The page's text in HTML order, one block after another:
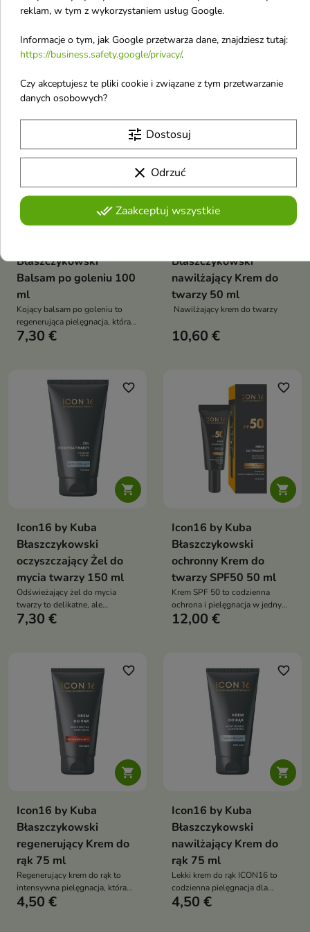
Profesjonalny szampon
pielęgnacji włosów suchych,
zniszczonych i pozbawionych
witalności.
22,80 €
łamliwych 250 ml
przeznaczony do pielęgnacji
włosów osłabionych,
8,70 €

Błaszczykowski
Balsam po goleniu 100
ml
Kojący balsam po goleniu to
regenerująca pielęgnacja, która
natychmiast łagodzi
7,30 €
Błaszczykowski
nawilżający Krem do
twarzy 50 ml
Nawilżający krem do twarzy
10,60 €

favorite_border
Icon16 by Kuba
Błaszczykowski
oczyszczający Żel do
mycia twarzy 150 ml
Odświeżający żel do mycia
twarzy to delikatne, ale
skuteczne oczyszczanie, które
7,30 €

favorite_border
Icon16 by Kuba
Błaszczykowski
ochronny Krem do
twarzy SPF50 50 ml
Krem SPF 50 to codzienna
ochrona i pielęgnacja w jednym
kroku, która chroni skórę przed
12,00 €

favorite_border
Icon16 by Kuba
Błaszczykowski
regenerujący Krem do
rąk 75 ml
Regenerujący krem do rąk to
intensywna pielęgnacja, która
odżywia, koi i przywraca komfort
4,50 €

favorite_border
Icon16 by Kuba
Błaszczykowski
nawilżający Krem do
rąk 75 ml
Lekki krem do rąk ICON16 to
codzienna pielęgnacja dla
mężczyzn, która intensywnie
4,50 €
reklam, w tym z wykorzystaniem usług Google.
Informacje o tym, jak Google przetwarza dane, znajdziesz tutaj:
https://business.safety.google/privacy/.
Czy akceptujesz te pliki cookie i związane z tym przetwarzanie
danych osobowych?
tune Dostosuj
clear Odrzuć
done_allZaakceptuj wszystkie